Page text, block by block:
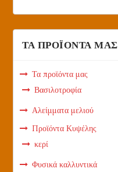
ΤΑ ΠΡΟΪΟΝΤΑ ΜΑΣ
Τα προϊόντα μας
Βασιλοτροφία
Αλείμματα μελιού
Προϊόντα Κυψέλης
κερί
Φυσικά καλλυντικά